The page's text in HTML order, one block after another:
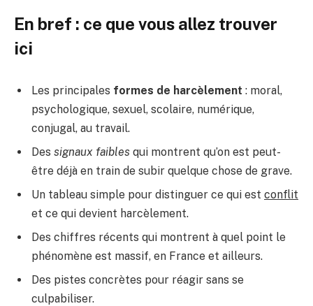
En bref : ce que vous allez trouver
ici
Les principales formes de harcèlement : moral,
psychologique, sexuel, scolaire, numérique,
conjugal, au travail.
Des signaux faibles qui montrent qu’on est peut-
être déjà en train de subir quelque chose de grave.
Un tableau simple pour distinguer ce qui est conflit
et ce qui devient harcèlement.
Des chiffres récents qui montrent à quel point le
phénomène est massif, en France et ailleurs.
Des pistes concrètes pour réagir sans se
culpabiliser.